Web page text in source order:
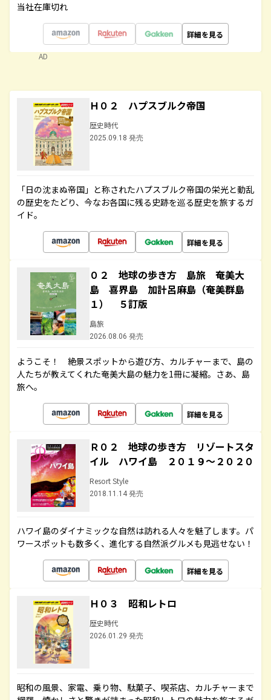
当社在庫切れ
詳細を見る
AD
Ｈ０２ ハプスブルク帝国
歴史時代
2025.09.18 発売
「日の沈まぬ帝国」と称されたハプスブルク帝国の栄光と動乱
の歴史をたどり、今なお各国に残る史跡を巡る歴史を旅するガ
イド。
詳細を見る
０２ 地球の歩き方 島旅 奄美大
島 喜界島 加計呂麻島（奄美群島
１） ５訂版
島旅
2026.08.06 発売
ようこそ！ 絶景スポットから遊び方、カルチャーまで、島の
人たちが教えてくれた奄美大島の魅力を1冊に凝縮。さあ、島
旅へ。
詳細を見る
Ｒ０２ 地球の歩き方 リゾートスタ
イル ハワイ島 ２０１９～２０２０
Resort Style
2018.11.14 発売
ハワイ島のダイナミックな自然は訪れる人々を魅了します。パ
ワースポットも数多く、進化する自然派グルメも見逃せない！
詳細を見る
Ｈ０３ 昭和レトロ
歴史時代
2026.01.29 発売
昭和の風景、家電、乗り物、駄菓子、喫茶店、カルチャーまで